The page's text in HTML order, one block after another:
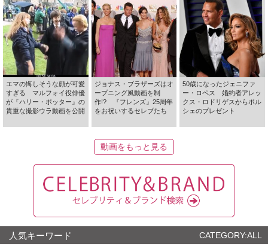
エマの悔しそうな顔が可愛
すぎる マルフォイ役俳優
が『ハリー・ポッター』の
貴重な撮影ウラ動画を公開
ジョナス・ブラザーズはオ
ープニング風動画を制
作!? 『フレンズ』25周年
をお祝いするセレブたち
50歳になったジェニファ
ー・ロペス 婚約者アレッ
クス・ロドリゲスからポル
シェのプレゼント
動画をもっと見る
人気キーワード CATEGORY:ALL